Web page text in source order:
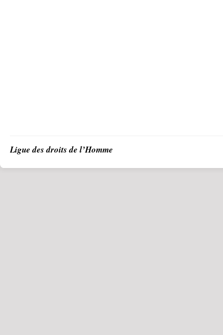
Ligue des droits de l’Homme